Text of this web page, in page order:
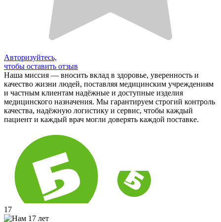
Авторизуйтесь,
чтобы оставить отзыв
Наша миссия — вносить вклад в здоровье, уверенность и
качество жизни людей, поставляя медицинским учреждениям
и частным клиентам надёжные и доступные изделия
медицинского назначения. Мы гарантируем строгий контроль
качества, надёжную логистику и сервис, чтобы каждый
пациент и каждый врач могли доверять каждой поставке.
17